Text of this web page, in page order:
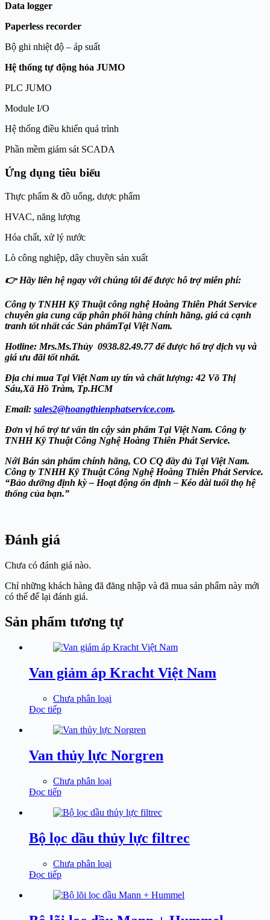
Data logger
Paperless recorder
Bộ ghi nhiệt độ – áp suất
Hệ thống tự động hóa JUMO
PLC JUMO
Module I/O
Hệ thống điều khiển quá trình
Phần mềm giám sát SCADA
Ứng dụng tiêu biểu
Thực phẩm & đồ uống, dược phẩm
HVAC, năng lượng
Hóa chất, xử lý nước
Lò công nghiệp, dây chuyền sản xuất
👉 Hãy liên hệ ngay với chúng tôi để được hỗ trợ miễn phí:
Công ty TNHH Kỹ Thuật công nghệ Hoàng Thiên PhátService
chuyên gia cung cấp phân phối hàng chính hãng, giá cả cạnh
tranh tốt nhất các Sản phẩmTại Việt Nam.
Hotline: Mrs.Ms.Thủy 0938.82.49.77 để được hổ trợ dịch vụ và
giá ưu đãi tốt nhất.
Địa chỉ mua Tại Việt Nam uy tín và chất lượng: 42 Võ Thị
Sáu,Xã Hồ Tràm, Tp.HCM
Email: sales2@hoangthienphatservice.com.
Đơn vị hổ trợ tư vấn tin cậy sản phẩm Tại Việt Nam. Công ty
TNHH Kỹ Thuật Công Nghệ Hoàng Thiên PhátService.
Nới Bán sản phẩm chính hãng, CO CQ đầy đủ Tại Việt Nam.
Công ty TNHH Kỹ Thuật Công Nghệ Hoàng Thiên PhátService.
“Bảo dưỡng định kỳ – Hoạt động ổn định – Kéo dài tuổi thọ hệ
thống của bạn.”
Đánh giá
Chưa có đánh giá nào.
Chỉ những khách hàng đã đăng nhập và đã mua sản phẩm này mới
có thể để lại đánh giá.
Sản phẩm tương tự
Van giảm áp Kracht Việt Nam
Chưa phân loại
Đọc tiếp
Van thủy lực Norgren
Chưa phân loại
Đọc tiếp
Bộ lọc dầu thủy lực filtrec
Chưa phân loại
Đọc tiếp